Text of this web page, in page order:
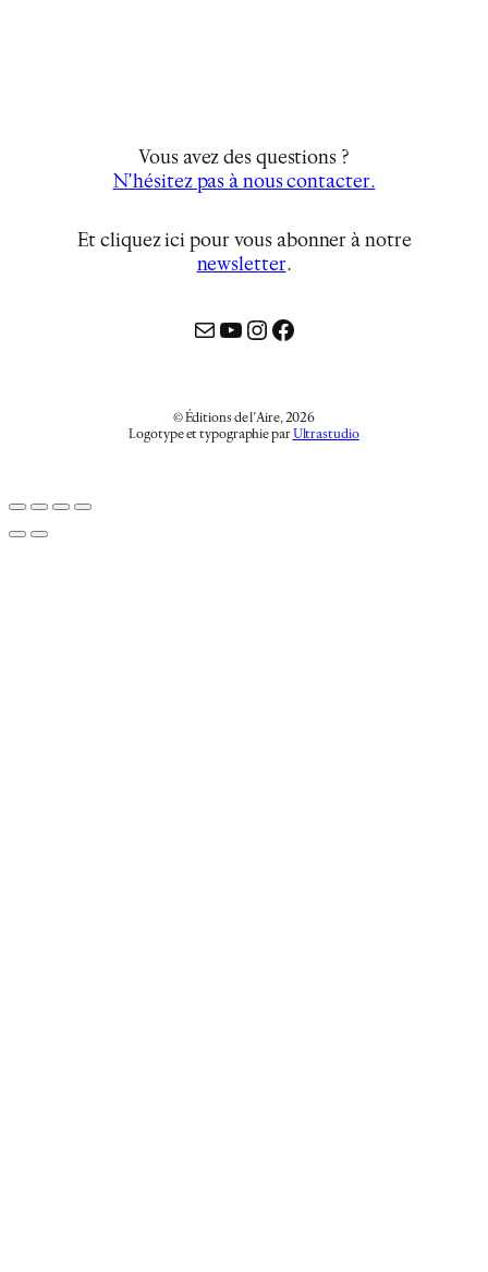
Vous avez des questions ?
N’hésitez pas à nous contacter.
Et cliquez ici pour vous abonner à notre
newsletter…
MailYouTube
Instagram
Facebook
© Éditions de l’Aire, 2026
Logotype et typographie par Ultrastudio